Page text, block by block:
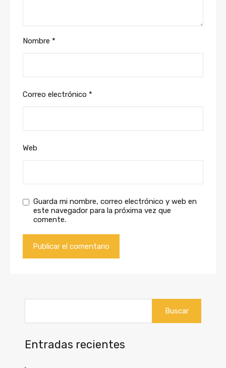
Nombre *
Correo electrónico *
Web
Guarda mi nombre, correo electrónico y web en
este navegador para la próxima vez que
comente.
Entradas recientes